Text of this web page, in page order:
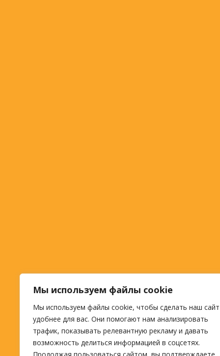
Мы используем файлы cookie
Мы используем файлы cookie, чтобы сделать наш сайт
удобнее для вас. Они помогают нам анализировать
трафик, показывать релевантную рекламу и давать
возможность делиться информацией в соцсетях.